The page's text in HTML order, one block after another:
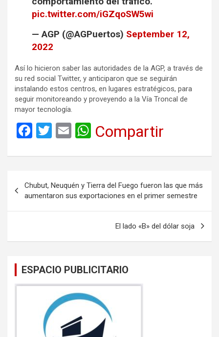
pic.twitter.com/iGZqoSW5wi
— AGP (@AGPuertos) September 12,
2022
Así lo hicieron saber las autoridades de la AGP, a través de
su red social Twitter, y anticiparon que se seguirán
instalando estos centros, en lugares estratégicos, para
seguir monitoreando y proveyendo a la Vía Troncal de
mayor tecnología.
F
ce
b
o
o
T
tt
er
E
ail
W
at
s
A
p
Compartir
de
entradas
Chubut, Neuquén y Tierra del Fuego fueron las que más
aumentaron sus exportaciones en el primer semestre
El lado «B» del dólar soja
ESPACIO PUBLICITARIO